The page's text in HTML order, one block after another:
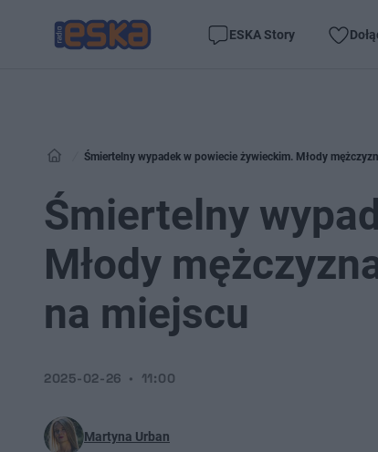
ESKA Story
Śmiertelny wypadek w powiecie żywieckim. Młody
Śmiertelny
Młody
na miejscu
Martyna Urban
2025-02-26 11:00